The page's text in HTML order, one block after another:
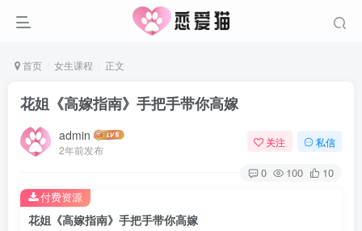
首页 女生课程 正文
花姐《高嫁指南》手把手带你高嫁
admin
2年前发布
关注 私信
0 100 10
花姐《高嫁指南》手把手带你高嫁
付费资源